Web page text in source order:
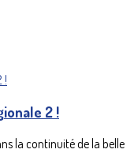
2 !
la continuité de la belle